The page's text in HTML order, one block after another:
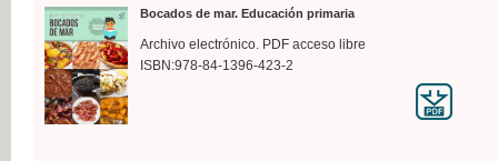
Bocados de mar. Educación primaria
Archivo electrónico. PDF acceso libre
ISBN:978-84-1396-423-2